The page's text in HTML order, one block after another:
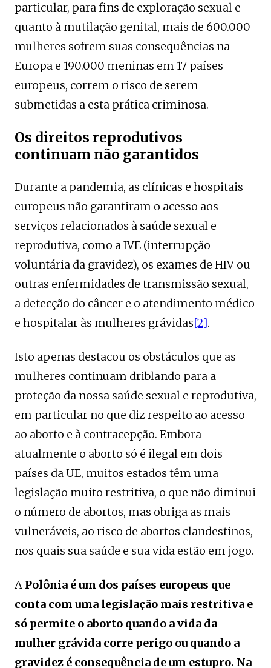
particular, para fins de exploração sexual e
quanto à mutilação genital, mais de 600.000
mulheres sofrem suas consequências na
Europa e 190.000 meninas em 17 países
europeus, correm o risco de serem
submetidas a esta prática criminosa.
Os direitos reprodutivos
continuam não garantidos
Durante a pandemia, as clínicas e hospitais
europeus não garantiram o acesso aos
serviços relacionados à saúde sexual e
reprodutiva, como a IVE (interrupção
voluntária da gravidez), os exames de HIV ou
outras enfermidades de transmissão sexual,
a detecção do câncer e o atendimento médico
e hospitalar às mulheres grávidas[2].
Isto apenas destacou os obstáculos que as
mulheres continuam driblando para a
proteção da nossa saúde sexual e reprodutiva,
em particular no que diz respeito ao acesso
ao aborto e à contracepção. Embora
atualmente o aborto só é ilegal em dois
países da UE, muitos estados têm uma
legislação muito restritiva, o que não diminui
o número de abortos, mas obriga as mais
vulneráveis, ao risco de abortos clandestinos,
nos quais sua saúde e sua vida estão em jogo.
A Polônia é um dos países europeus que
conta com uma legislação mais restritiva e
só permite o aborto quando a vida da
mulher grávida corre perigo ou quando a
gravidez é consequência de um estupro. Na